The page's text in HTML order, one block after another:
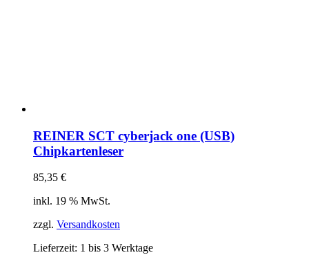
REINER SCT cyberjack one (USB)
Chipkartenleser
85,35 €
inkl. 19 % MwSt.
zzgl. Versandkosten
Lieferzeit: 1 bis 3 Werktage